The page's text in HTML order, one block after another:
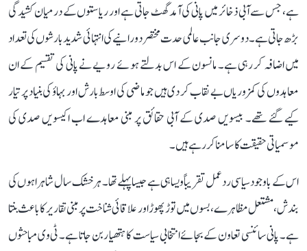
ہے، جس سے آبی ذخائر میں پانی کی آمد گھٹ جاتی ہے اور ریاستوں کے درمیان کشیدگی
بڑھ جاتی ہے۔ دوسری جانب عالمی حدت مختصر دورانیے کی انتہائی شدید بارشوں کی تعداد
میں اضافہ کر رہی ہے۔ مانسون کے اس بدلتے ہوئے رویے نے پانی کی تقسیم کے ان
معاہدوں کی کمزوریاں بے نقاب کر دی ہیں جو ماضی کی اوسط بارش اور بہاؤ کی بنیاد پر تیار
کیے گئے تھے۔ بیسویں صدی کے آبی حقائق پر مبنی معاہدے اب اکیسویں صدی کی
موسمیاتی حقیقت کا سامنا کر رہے ہیں۔
اس کے باوجود سیاسی ردعمل تقریباً ویسا ہی ہے جیسا پہلے تھا۔ ہر خشک سال شاہراہوں کی
بندش، مشتعل مظاہرے، بسوں میں توڑ پھوڑ اور علاقائی شناخت پر مبنی تقاریر کا باعث بنتا
ہے۔ پانی سائنسی تعاون کے بجائے انتخابی سیاست کا ہتھیار بن جاتا ہے۔ ٹی وی مباحثوں